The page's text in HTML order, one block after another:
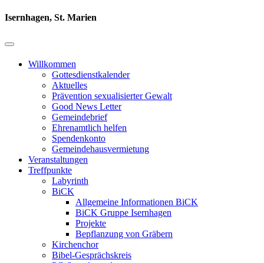
Isernhagen, St. Marien
Willkommen
Gottesdienstkalender
Aktuelles
Prävention sexualisierter Gewalt
Good News Letter
Gemeindebrief
Ehrenamtlich helfen
Spendenkonto
Gemeindehausvermietung
Veranstaltungen
Treffpunkte
Labyrinth
BiCK
Allgemeine Informationen BiCK
BiCK Gruppe Isernhagen
Projekte
Bepflanzung von Gräbern
Kirchenchor
Bibel-Gesprächskreis